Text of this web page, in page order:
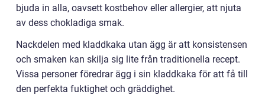
bjuda in alla, oavsett kostbehov eller allergier, att njuta
av dess chokladiga smak.
Nackdelen med kladdkaka utan ägg är att konsistensen
och smaken kan skilja sig lite från traditionella recept.
Vissa personer föredrar ägg i sin kladdkaka för att få till
den perfekta fuktighet och gräddighet.